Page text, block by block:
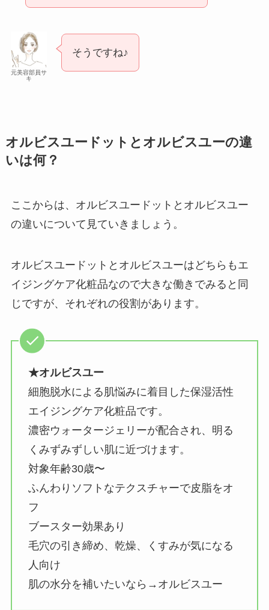
元美容部員サ
キ
そうですね♪
オルビスユードットとオルビスユーの違
いは何？
ここからは、オルビスユードットとオルビスユー
の違いについて見ていきましょう。
オルビスユードットとオルビスユーはどちらもエ
イジングケア化粧品なので大きな働きでみると同
じですが、それぞれの役割があります。
★オルビスユー
細胞脱水による肌悩みに着目した保湿活性
エイジングケア化粧品です。
濃密ウォータージェリーが配合され、明る
くみずみずしい肌に近づけます。
対象年齢30歳〜
ふんわりソフトなテクスチャーで皮脂をオ
フ
ブースター効果あり
毛穴の引き締め、乾燥、くすみが気になる
人向け
肌の水分を補いたいなら→オルビスユー